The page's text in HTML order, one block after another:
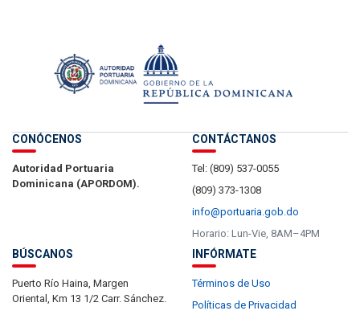
CONÓCENOS
Autoridad Portuaria
Dominicana (APORDOM).
CONTÁCTANOS
Tel: (809) 537-0055
(809) 373-1308
info@portuaria.gob.do
Horario: Lun-Vie, 8AM–4PM
BÚSCANOS
Puerto Río Haina, Margen
Oriental, Km 13 1/2 Carr. Sánchez.
INFÓRMATE
Términos de Uso
Políticas de Privacidad